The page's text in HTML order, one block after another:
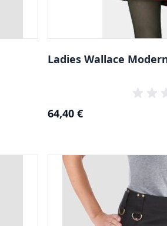
Ladies Wallace
64,40 €